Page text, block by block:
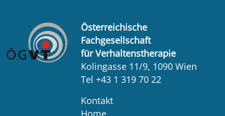
Österreichische
Fachgesellschaft
für Verhaltenstherapie
Kolingasse 11/9, 1090 Wien
Tel +43 1 319 70 22
Kontakt
Home